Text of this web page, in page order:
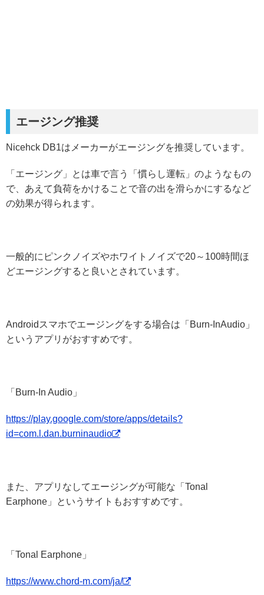
エージング推奨
Nicehck DB1はメーカーがエージングを推奨しています。
「エージング」とは車で言う「慣らし運転」のようなもの
で、あえて負荷をかけることで音の出を滑らかにするなど
の効果が得られます。
一般的にピンクノイズやホワイトノイズで20～100時間ほ
どエージングすると良いとされています。
Androidスマホでエージングをする場合は「Burn-InAudio」
というアプリがおすすめです。
「Burn-In Audio」
https://play.google.com/store/apps/details?
id=com.l.dan.burninaudio
また、アプリなしてエージングが可能な「Tonal
Earphone」というサイトもおすすめです。
「Tonal Earphone」
https://www.chord-m.com/ja/